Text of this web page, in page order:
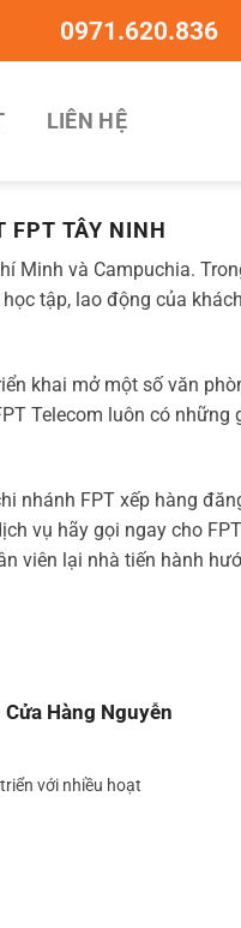
0971.620.836
LIÊN HỆ
FPT TÂY NINH
Minh và Campuchia.
tập, lao động của
khai mở một số văn
Telecom luôn có
nhánh FPT xếp hàng
vụ hãy gọi ngay cho
viên lại nhà tiến hành
Hàng Nguyễn
với nhiều hoạt